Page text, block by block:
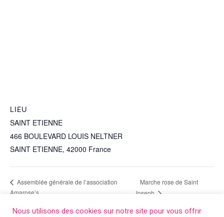
LIEU
SAINT ETIENNE
466 BOULEVARD LOUIS NELTNER
SAINT ETIENNE, 42000 France
Assemblée générale de l’association
Amarose’s
Marche rose de Saint
Joseph
Nous utilisons des cookies sur notre site pour vous offrir